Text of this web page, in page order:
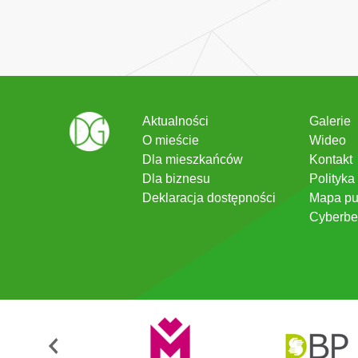
Aktualności
O mieście
Dla mieszkańców
Dla biznesu
Deklaracja dostępności
Galerie
Wideo
Kontakt
Mapa